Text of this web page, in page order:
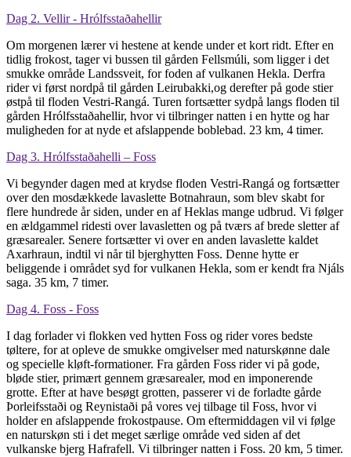
Dag 2. Vellir - Hrólfsstaðahellir
Om morgenen lærer vi hestene at kende under et kort ridt. Efter en
tidlig frokost, tager vi bussen til gården Fellsmúli, som ligger i det
smukke område Landssveit, for foden af vulkanen Hekla. Derfra
rider vi først nordpå til gården Leirubakki,og derefter på gode stier
østpå til floden Vestri-Rangá. Turen fortsætter sydpå langs floden til
gården Hrólfsstaðahellir, hvor vi tilbringer natten i en hytte og har
muligheden for at nyde et afslappende boblebad. 23 km, 4 timer.
Dag 3. Hrólfsstaðahelli – Foss
Vi begynder dagen med at krydse floden Vestri-Rangá og fortsætter
over den mosdækkede lavaslette Botnahraun, som blev skabt for
flere hundrede år siden, under en af Heklas mange udbrud. Vi følger
en ældgammel ridesti over lavasletten og på tværs af brede sletter af
græsarealer. Senere fortsætter vi over en anden lavaslette kaldet
Axarhraun, indtil vi når til bjerghytten Foss. Denne hytte er
beliggende i området syd for vulkanen Hekla, som er kendt fra Njáls
saga. 35 km, 7 timer.
Dag 4. Foss - Foss
I dag forlader vi flokken ved hytten Foss og rider vores bedste
tøltere, for at opleve de smukke omgivelser med naturskønne dale
og specielle kløft-formationer. Fra gården Foss rider vi på gode,
bløde stier, primært gennem græsarealer, mod en imponerende
grotte. Efter at have besøgt grotten, passerer vi de forladte gårde
Þorleifsstaði og Reynistaði på vores vej tilbage til Foss, hvor vi
holder en afslappende frokostpause. Om eftermiddagen vil vi følge
en naturskøn sti i det meget særlige område ved siden af det
vulkanske bjerg Hafrafell. Vi tilbringer natten i Foss. 20 km, 5 timer.